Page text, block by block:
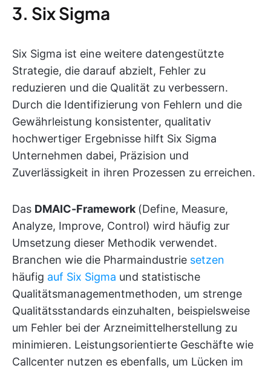
3. Six Sigma
Six Sigma ist eine weitere datengestützte
Strategie, die darauf abzielt, Fehler zu
reduzieren und die Qualität zu verbessern.
Durch die Identifizierung von Fehlern und die
Gewährleistung konsistenter, qualitativ
hochwertiger Ergebnisse hilft Six Sigma
Unternehmen dabei, Präzision und
Zuverlässigkeit in ihren Prozessen zu erreichen.
Das DMAIC-Framework (Define, Measure,
Analyze, Improve, Control) wird häufig zur
Umsetzung dieser Methodik verwendet.
Branchen wie die Pharmaindustrie setzen
häufig auf Six Sigma und statistische
Qualitätsmanagementmethoden, um strenge
Qualitätsstandards einzuhalten, beispielsweise
um Fehler bei der Arzneimittelherstellung zu
minimieren. Leistungsorientierte Geschäfte wie
Callcenter nutzen es ebenfalls, um Lücken im